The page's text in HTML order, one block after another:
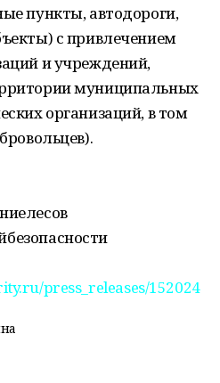
пункты, автодороги,
с привлечением
и учреждений,
муниципальных
организаций, в том
press_releases/152024